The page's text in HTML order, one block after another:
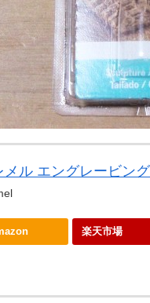
メル エングレービン
楽天市場